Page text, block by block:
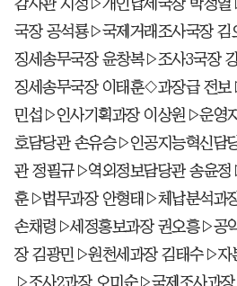
감사관 지성▷개인납세국장 박정
국장 공석룡▷국제거래조사국장
징세송무국장 윤창복▷조사3국장
징세송무국장 이태훈◇과장급 전
민섭▷인사기획과장 이상원▷운영
호담당관 손유승▷인공지능혁신담
관 정필규▷역외정보담당관 송윤
훈▷법무과장 안형태▷체납분석과
손채령▷세정홍보과장 권오흥▷공
장 김광민▷원천세과장 김태수▷자
▷조사2과장 오미순▷국제조사과